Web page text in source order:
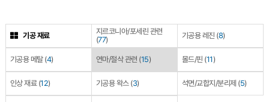
기공 재료
지르코니아/포세린 관련
(77) 기공용 레진 (8)
기공용 메탈 (4) 연마/절삭 관련 (15) 몰드/핀 (11)
인상 재료 (12) 기공용 왁스 (3) 석면/교합지/분리제 (5)